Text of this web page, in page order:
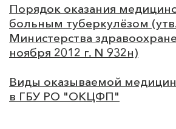
Порядок оказания
больным туберкулёзом
Министерства
ноября 2012 г. N 932н)
Виды оказываемой
в ГБУ РО "ОКЦФП"